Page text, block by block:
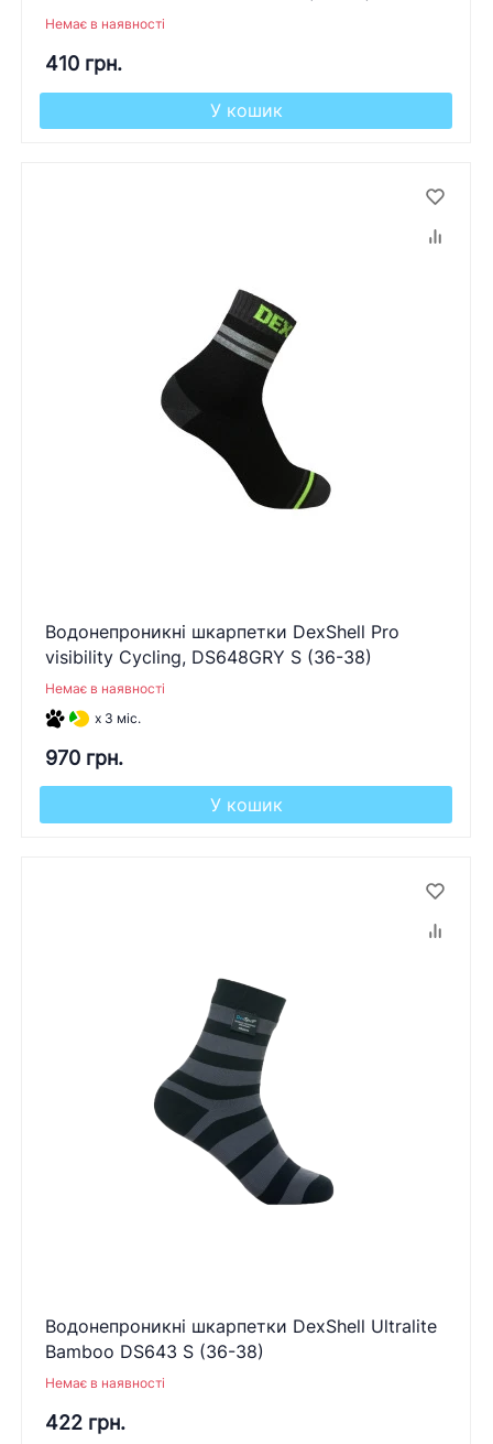
Немає в наявності
410 грн.
У кошик
Водонепроникні шкарпетки DexShell Pro
visibility Cycling, DS648GRY S (36-38)
Немає в наявності
x 3 міс.
970 грн.
У кошик
Водонепроникні шкарпетки DexShell Ultralite
Bamboo DS643 S (36-38)
Немає в наявності
422 грн.